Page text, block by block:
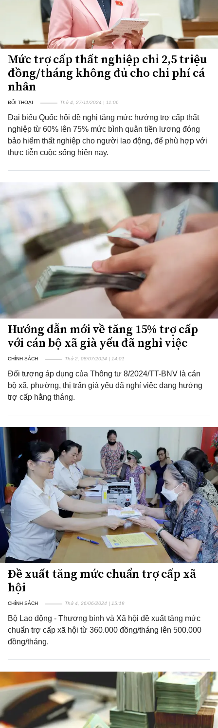
Mức trợ cấp thất nghiệp chỉ 2,5 triệu
đồng/tháng không đủ cho chi phí cá
nhân
ĐỐI THOẠI Thứ 4, 27/11/2024 | 11:06
Đại biểu Quốc hội đề nghị tăng mức hưởng trợ cấp thất
nghiệp từ 60% lên 75% mức bình quân tiền lương đóng
bảo hiểm thất nghiệp cho người lao động, để phù hợp với
thực tiễn cuộc sống hiện nay.
Hướng dẫn mới về tăng 15% trợ cấp
với cán bộ xã già yếu đã nghỉ việc
CHÍNH SÁCH Thứ 2, 08/07/2024 | 14:01
Đối tượng áp dụng của Thông tư 8/2024/TT-BNV là cán
bộ xã, phường, thị trấn già yếu đã nghỉ việc đang hưởng
trợ cấp hằng tháng.
Đề xuất tăng mức chuẩn trợ cấp xã
hội
CHÍNH SÁCH Thứ 4, 26/06/2024 | 15:19
Bộ Lao động - Thương binh và Xã hội đề xuất tăng mức
chuẩn trợ cấp xã hội từ 360.000 đồng/tháng lên 500.000
đồng/tháng.